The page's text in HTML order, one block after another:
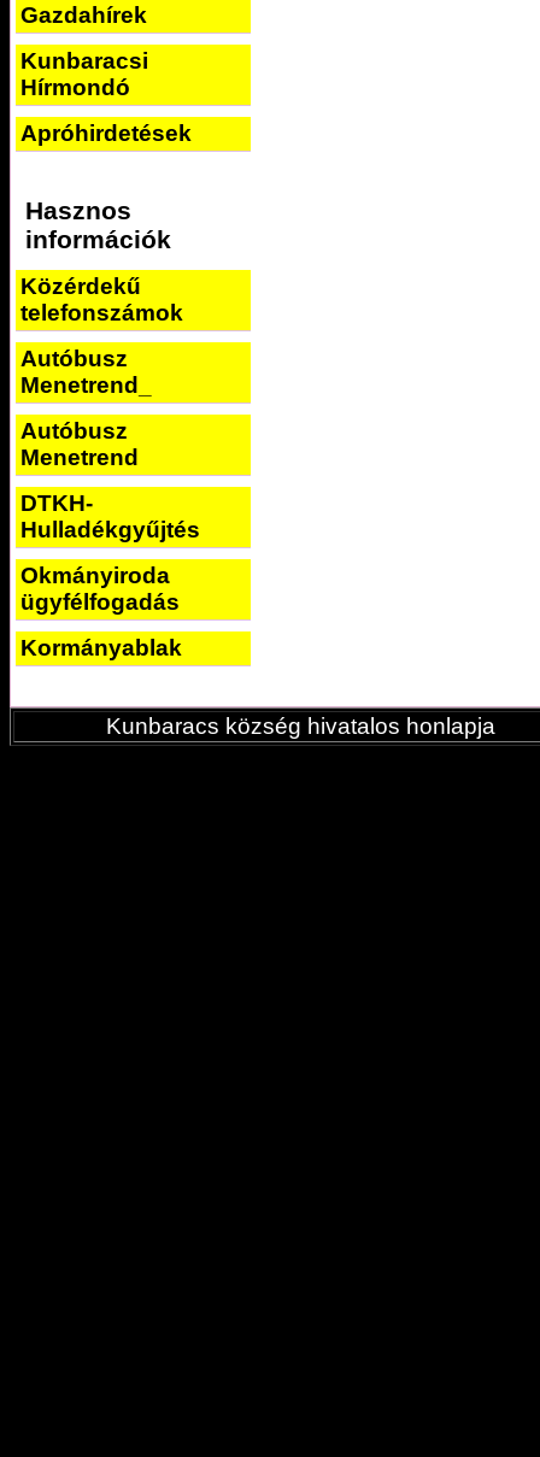
Gazdahírek
Kunbaracsi
Hírmondó
Apróhirdetések
Hasznos
információk
Közérdekű
telefonszámok
Autóbusz
Menetrend_
Autóbusz
Menetrend
DTKH-
Hulladékgyűjtés
Okmányiroda
ügyfélfogadás
Kormányablak
Kunbaracs község hivatalos honlapja